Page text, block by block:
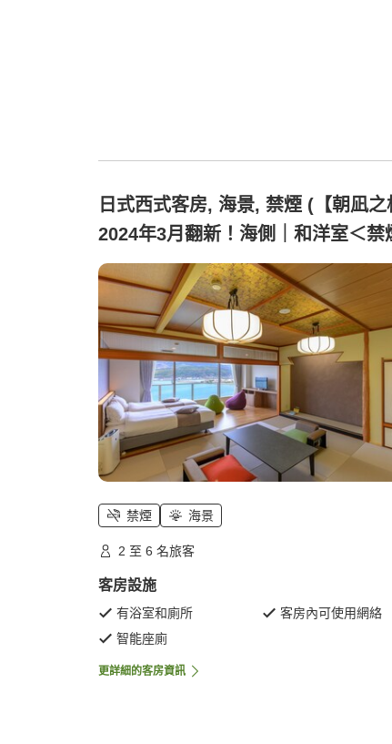
日式西式客房, 海景, 禁煙 (【朝凪之
2024年3月翻新！海側｜和洋室＜禁
＞)
禁煙 海景
2 至 6 名旅客
客房設施
有浴室和廁所
客房內可使用網絡
智能座廁
更詳細的客房資訊